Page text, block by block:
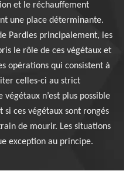
et le réchauffement
une place déterminante.
Pardies principalement, les
le rôle de ces végétaux et
opérations qui consistent à
celles-ci au strict
n’est plus possible
ces végétaux sont rongés
de mourir. Les situations
exception au principe.